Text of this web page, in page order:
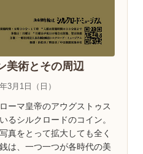
美術とその周辺
3月1日（日）
ーマ皇帝のアウグストゥス
るシルクロードのコイン。
真をとって拡大しても全く
は、一つ一つが各時代の美